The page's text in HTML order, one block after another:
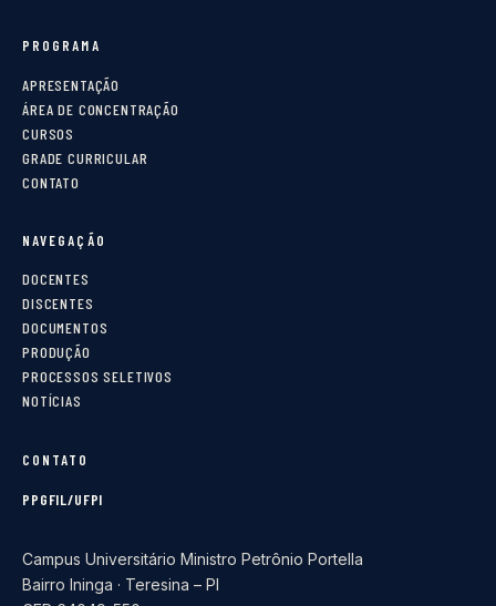
PROGRAMA
APRESENTAÇÃO
ÁREA DE CONCENTRAÇÃO
CURSOS
GRADE CURRICULAR
CONTATO
NAVEGAÇÃO
DOCENTES
DISCENTES
DOCUMENTOS
PRODUÇÃO
PROCESSOS SELETIVOS
NOTÍCIAS
CONTATO
PPGFIL/UFPI
Campus Universitário Ministro Petrônio Portella
Bairro Ininga · Teresina – PI